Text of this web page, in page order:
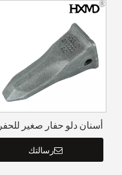
أسنان دلو حفار صغير للحفر
E307 6Y3222RC
رسالتك